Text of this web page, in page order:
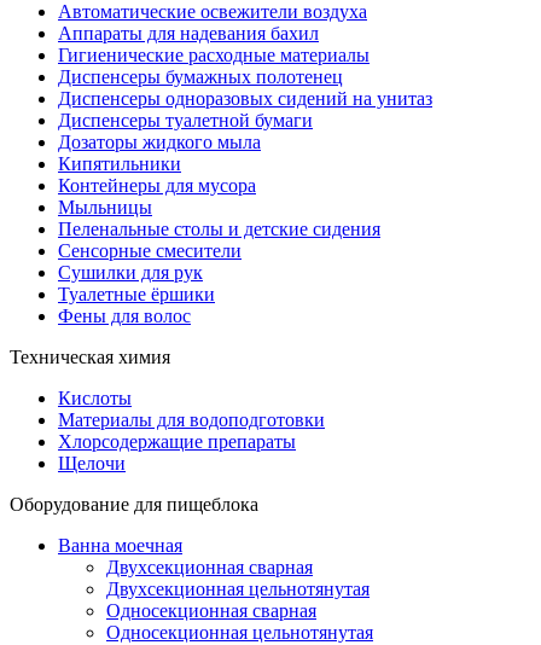
Автоматические освежители воздуха
Аппараты для надевания бахил
Гигиенические расходные материалы
Диспенсеры бумажных полотенец
Диспенсеры одноразовых сидений на унитаз
Диспенсеры туалетной бумаги
Дозаторы жидкого мыла
Кипятильники
Контейнеры для мусора
Мыльницы
Пеленальные столы и детские сидения
Сенсорные смесители
Сушилки для рук
Туалетные ёршики
Фены для волос
Техническая химия
Кислоты
Материалы для водоподготовки
Хлорсодержащие препараты
Щелочи
Оборудование для пищеблока
Ванна моечная
Двухсекционная сварная
Двухсекционная цельнотянутая
Односекционная сварная
Односекционная цельнотянутая